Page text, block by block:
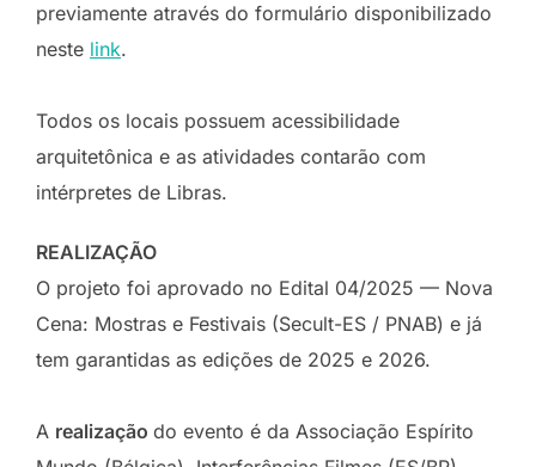
previamente através do formulário disponibilizado
neste link.
Todos os locais possuem acessibilidade
arquitetônica e as atividades contarão com
intérpretes de Libras.
REALIZAÇÃO
O projeto foi aprovado no Edital 04/2025 — Nova
Cena: Mostras e Festivais (Secult-ES / PNAB) e já
tem garantidas as edições de 2025 e 2026.
A realização do evento é da Associação Espírito